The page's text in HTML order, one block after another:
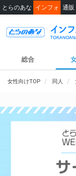
とらのあな インフォ 通販
総合
女性向けTOP 同人